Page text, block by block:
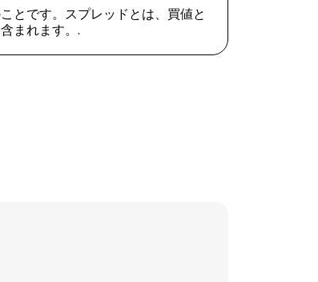
とです。スプレッドとは、買値と
まれます。.